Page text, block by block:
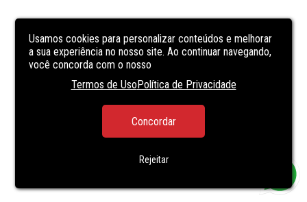
Usamos cookies para personalizar conteúdos e melhorar
a sua experiência no nosso site. Ao continuar navegando,
você concorda com o nosso
Termos de UsoPolítica de Privacidade
Concordar
Rejeitar